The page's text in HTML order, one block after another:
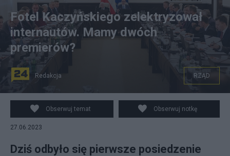
Fotel Kaczyńskiego zelektryzował
internautów. Mamy dwóch
premierów?
Redakcja RZĄD
Obserwuj temat Obserwuj notkę
27.06.2023
Dziś odbyło się pierwsze posiedzenie